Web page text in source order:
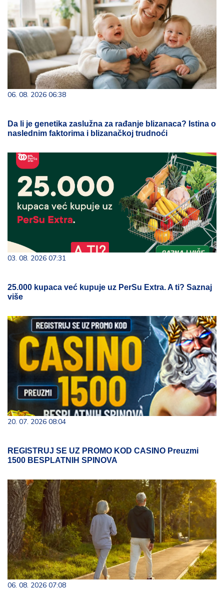
06. 08. 2026 06:38
Da li je genetika zaslužna za rađanje blizanaca? Istina o
naslednim faktorima i blizanačkoj trudnoći
03. 08. 2026 07:31
25.000 kupaca već kupuje uz PerSu Extra. A ti? Saznaj
više
20. 07. 2026 08:04
REGISTRUJ SE UZ PROMO KOD CASINO Preuzmi
1500 BESPLATNIH SPINOVA
06. 08. 2026 07:08